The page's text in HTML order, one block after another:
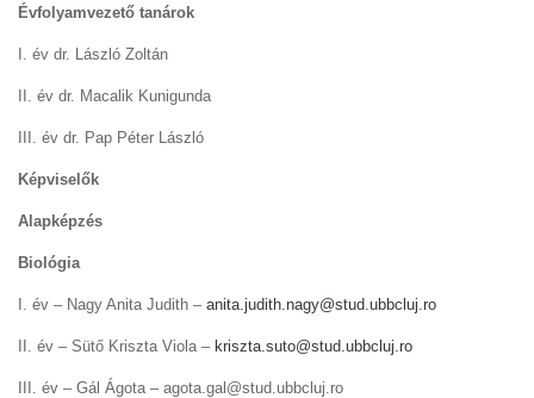
Évfolyamvezető tanárok
I. év dr. László Zoltán
II. év dr. Macalik Kunigunda
III. év dr. Pap Péter László
Képviselők
Alapképzés
Biológia
I. év – Nagy Anita Judith – anita.judith.nagy@stud.ubbcluj.ro
II. év – Sütő Kriszta Viola – kriszta.suto@stud.ubbcluj.ro
III. év – Gál Ágota – agota.gal@stud.ubbcluj.ro